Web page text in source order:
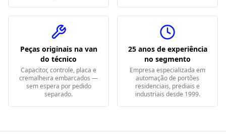
Peças originais na van
do técnico
Capacitor, controle, placa e
cremalheira embarcados —
sem espera por pedido
separado.
25 anos de experiência
no segmento
Empresa especializada em
automação de portões
residenciais, prediais e
industriais desde 1999.